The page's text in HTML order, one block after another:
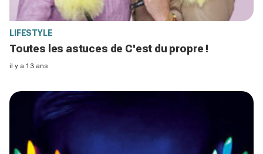
LIFESTYLE
Toutes les astuces de C'est du propre !
il y a 13 ans